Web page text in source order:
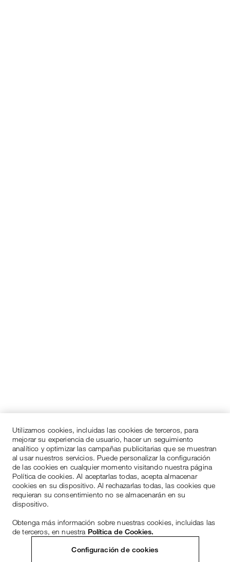
Utilizamos cookies, incluidas las cookies de terceros, para
mejorar su experiencia de usuario, hacer un seguimiento
analítico y optimizar las campañas publicitarias que se muestran
al usar nuestros servicios. Puede personalizar la configuración
de las cookies en cualquier momento visitando nuestra página
Política de cookies. Al aceptarlas todas, acepta almacenar
cookies en su dispositivo. Al rechazarlas todas, las cookies que
requieran su consentimiento no se almacenarán en su
dispositivo.
Obtenga más información sobre nuestras cookies, incluidas las
de terceros, en nuestra Política de Cookies.
Configuración de cookies